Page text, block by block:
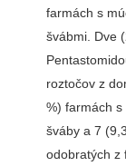
farmách s
švábmi. Dve
roztočov z
%) farmách
šváby a 7
odobratých z